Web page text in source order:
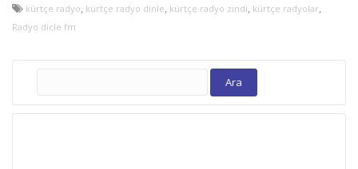
kürtçe radyo, kürtçe radyo dinle, kürtçe radyo zindi, kürtçe radyolar,
Radyo dicle fm
Arama: